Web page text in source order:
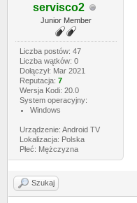
servisco2
Junior Member
Liczba postów: 47
Liczba wątków: 0
Dołączył: Mar 2021
Reputacja: 7
Wersja Kodi: 20.0
System operacyjny:
Windows
Urządzenie: Android TV
Lokalizacja: Polska
Płeć: Mężczyzna
Szukaj